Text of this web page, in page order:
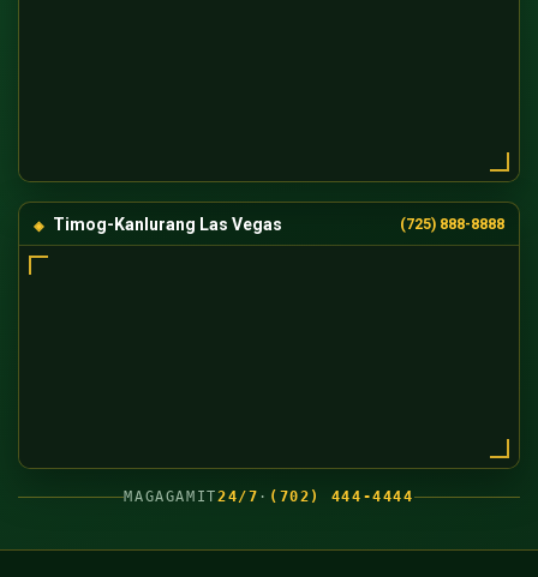
Timog-Kanlurang Las Vegas (725) 888-8888
MAGAGAMIT24/7 · (702) 444-4444